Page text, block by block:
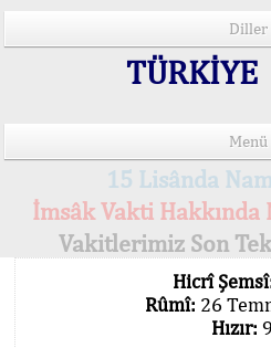
Diller
Menü
15 Lisânda
İmsâk Vakti Hakkında
Vakitlerimiz Son
Hicrî
Rûmî: 26
Hızır: